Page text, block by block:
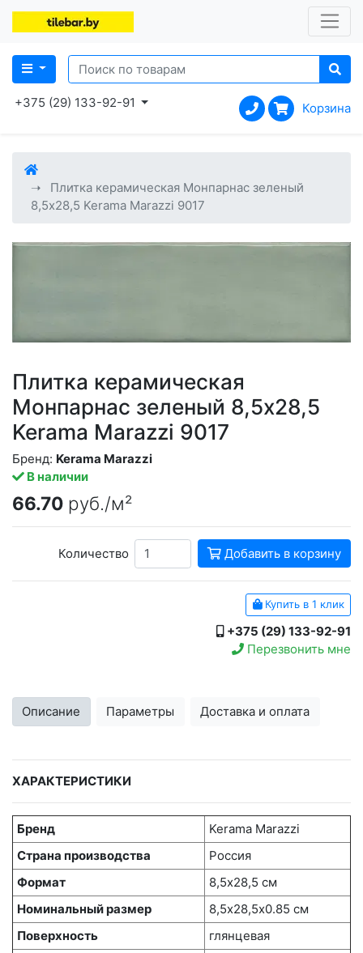
+375 (29) 133-92-91 Корзина
Плитка керамическая Монпарнас зеленый
8,5x28,5 Kerama Marazzi 9017
Плитка керамическая
Монпарнас зеленый 8,5x28,5
Kerama Marazzi 9017
В наличии
Бренд: Kerama Marazzi
66.70 руб./м²
Количество Добавить в корзину
Купить в 1 клик
+375 (29) 133-92-91
Перезвонить мне
Описание Параметры Доставка и оплата
ХАРАКТЕРИСТИКИ
Бренд
Kerama Marazzi
Страна производства
Россия
Формат
8,5х28,5 см
Номинальный размер
8,5х28,5x0.85 см
Поверхность
глянцевая